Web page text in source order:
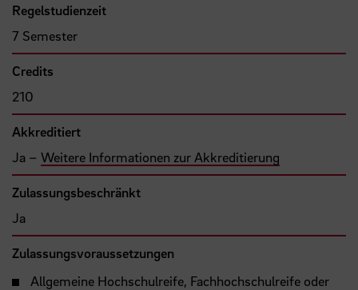
Regelstudienzeit
7 Semester
Credits
210
Akkreditiert
Ja – Weitere Informationen zur Akkreditierung
Zulassungsbeschränkt
Ja
Zulassungsvoraussetzungen
Allgemeine Hochschulreife, Fachhochschulreife oder